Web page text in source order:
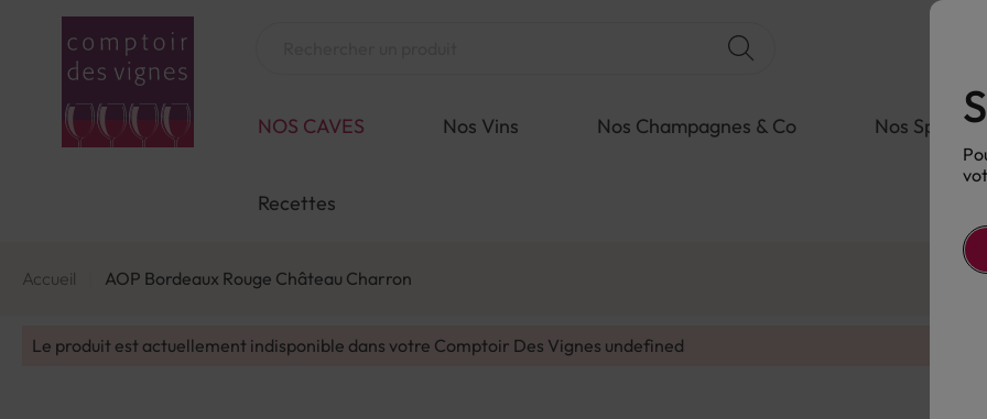
NOS CAVES Nos Vins Nos Champagnes & Co Nos
Recettes
Accueil AOP Bordeaux Rouge Château Charron
Le produit est actuellement indisponible dans votre Comptoir Des Vignes undefined